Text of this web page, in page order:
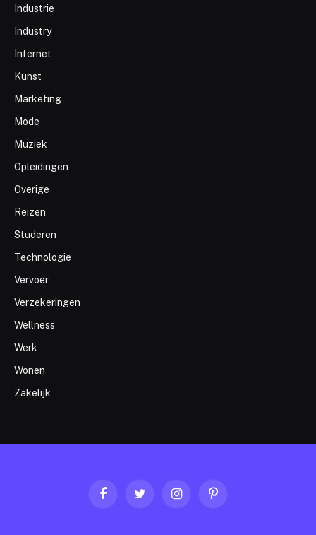
Industrie
Industry
Internet
Kunst
Marketing
Mode
Muziek
Opleidingen
Overige
Reizen
Studeren
Technologie
Vervoer
Verzekeringen
Wellness
Werk
Wonen
Zakelijk
FacebookTwitter InstagramPinterest